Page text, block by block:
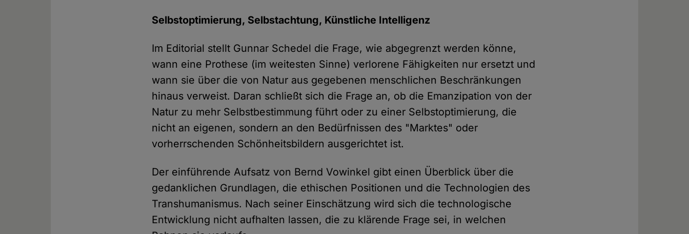
Selbstoptimierung, Selbstachtung, Künstliche Intelligenz
Im Editorial stellt Gunnar Schedel die Frage, wie abgegrenzt werden könne,
wann eine Prothese (im weitesten Sinne) verlorene Fähigkeiten nur ersetzt und
wann sie über die von Natur aus gegebenen menschlichen Beschränkungen
hinaus verweist. Daran schließt sich die Frage an, ob die Emanzipation von der
Natur zu mehr Selbstbestimmung führt oder zu einer Selbstoptimierung, die
nicht an eigenen, sondern an den Bedürfnissen des "Marktes" oder
vorherrschenden Schönheitsbildern ausgerichtet ist.
Der einführende Aufsatz von Bernd Vowinkel gibt einen Überblick über die
gedanklichen Grundlagen, die ethischen Positionen und die Technologien des
Transhumanismus. Nach seiner Einschätzung wird sich die technologische
Entwicklung nicht aufhalten lassen, die zu klärende Frage sei, in welchen